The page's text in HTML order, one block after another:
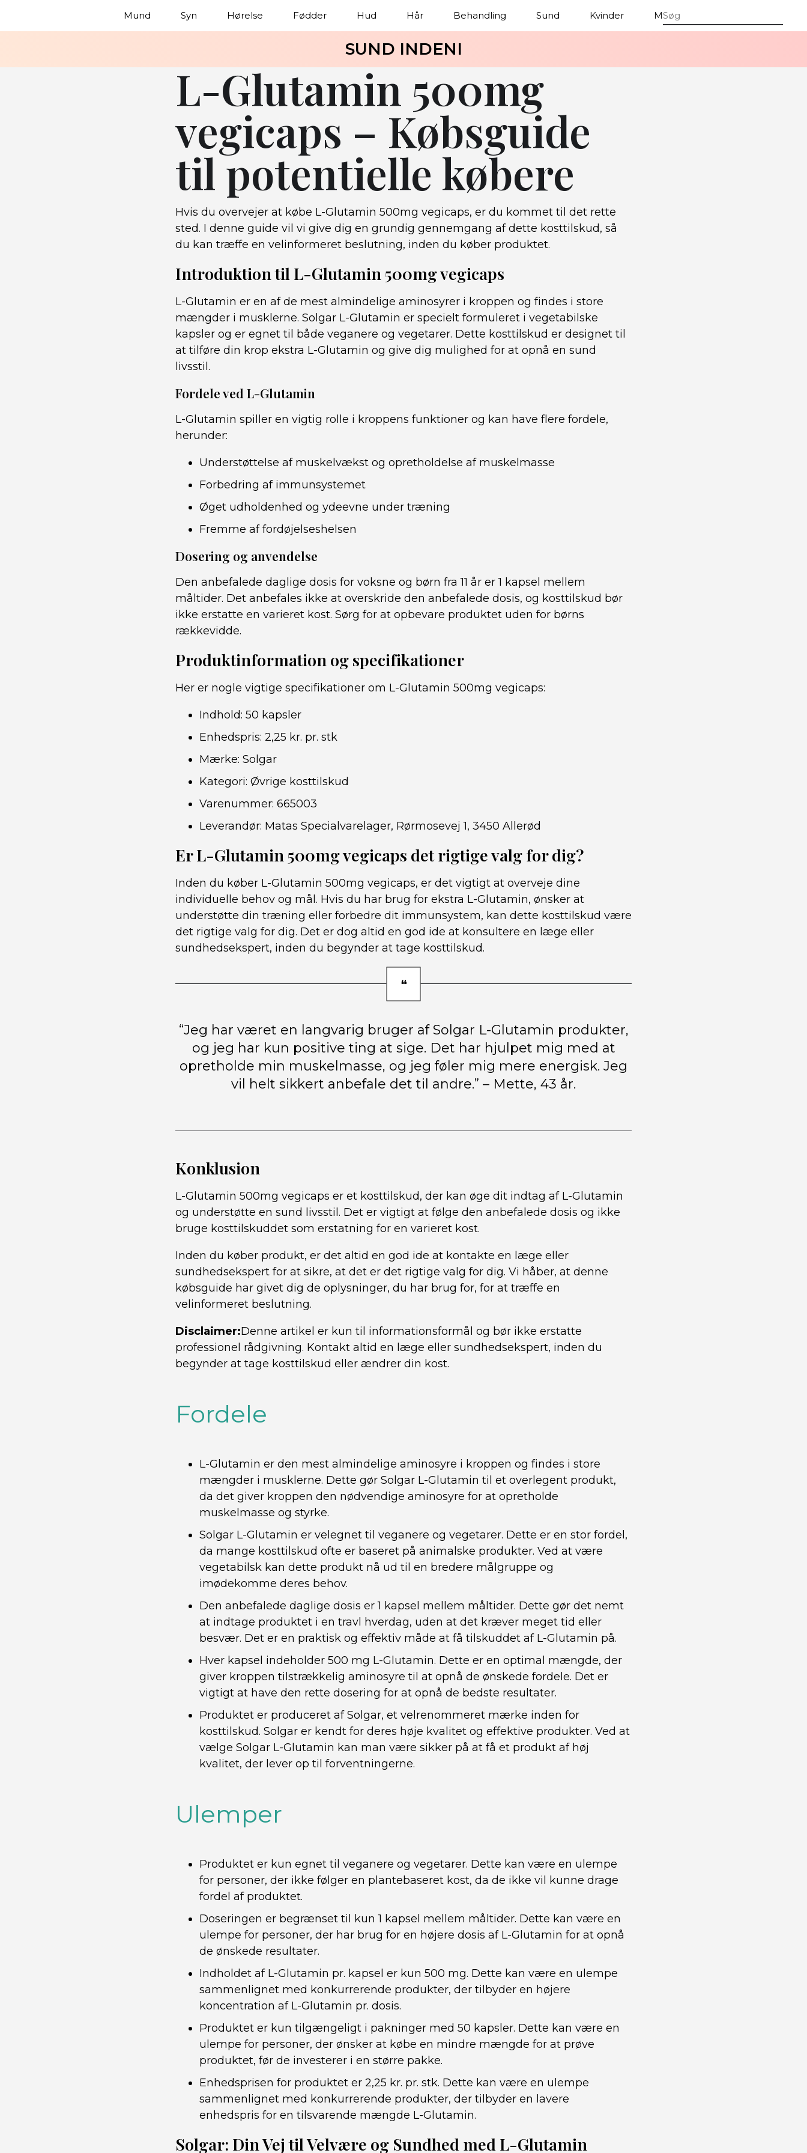
Mund Syn Hørelse Fødder Hud Hår Behandling Sund Kvinder Mænd
SUND INDENI
L-Glutamin 500mg
vegicaps – Købsguide
til potentielle købere
Hvis du overvejer at købe L-Glutamin 500mg vegicaps, er du kommet til det rette
sted. I denne guide vil vi give dig en grundig gennemgang af dette kosttilskud, så
du kan træffe en velinformeret beslutning, inden du køber produktet.
Introduktion til L-Glutamin 500mg vegicaps
L-Glutamin er en af ​​de mest almindelige aminosyrer i kroppen og findes i store
mængder i musklerne. Solgar L-Glutamin er specielt formuleret i vegetabilske
kapsler og er egnet til både veganere og vegetarer. Dette kosttilskud er designet til
at tilføre din krop ekstra L-Glutamin og give dig mulighed for at opnå en sund
livsstil.
Fordele ved L-Glutamin
L-Glutamin spiller en vigtig rolle i kroppens funktioner og kan have flere fordele,
herunder:
Understøttelse af muskelvækst og opretholdelse af muskelmasse
Forbedring af immunsystemet
Øget udholdenhed og ydeevne under træning
Fremme af fordøjelseshelsen
Dosering og anvendelse
Den anbefalede daglige dosis for voksne og børn fra 11 år er 1 kapsel mellem
måltider. Det anbefales ikke at overskride den anbefalede dosis, og kosttilskud bør
ikke erstatte en varieret kost. Sørg for at opbevare produktet uden for børns
rækkevidde.
Produktinformation og specifikationer
Her er nogle vigtige specifikationer om L-Glutamin 500mg vegicaps:
Indhold: 50 kapsler
Enhedspris: 2,25 kr. pr. stk
Mærke: Solgar
Kategori: Øvrige kosttilskud
Varenummer: 665003
Leverandør: Matas Specialvarelager, Rørmosevej 1, 3450 Allerød
Er L-Glutamin 500mg vegicaps det rigtige valg for dig?
Inden du køber L-Glutamin 500mg vegicaps, er det vigtigt at overveje dine
individuelle behov og mål. Hvis du har brug for ekstra L-Glutamin, ønsker at
understøtte din træning eller forbedre dit immunsystem, kan dette kosttilskud være
det rigtige valg for dig. Det er dog altid en god ide at konsultere en læge eller
sundhedsekspert, inden du begynder at tage kosttilskud.
“Jeg har været en langvarig bruger af Solgar L-Glutamin produkter,
og jeg har kun positive ting at sige. Det har hjulpet mig med at
opretholde min muskelmasse, og jeg føler mig mere energisk. Jeg
vil helt sikkert anbefale det til andre.” – Mette, 43 år.
Konklusion
L-Glutamin 500mg vegicaps er et kosttilskud, der kan øge dit indtag af L-Glutamin
og understøtte en sund livsstil. Det er vigtigt at følge den anbefalede dosis og ikke
bruge kosttilskuddet som erstatning for en varieret kost.
Inden du køber produkt, er det altid en god ide at kontakte en læge eller
sundhedsekspert for at sikre, at det er det rigtige valg for dig. Vi håber, at denne
købsguide har givet dig de oplysninger, du har brug for, for at træffe en
velinformeret beslutning.
Disclaimer:Denne artikel er kun til informationsformål og bør ikke erstatte
professionel rådgivning. Kontakt altid en læge eller sundhedsekspert, inden du
begynder at tage kosttilskud eller ændrer din kost.
Fordele
L-Glutamin er den mest almindelige aminosyre i kroppen og findes i store
mængder i musklerne. Dette gør Solgar L-Glutamin til et overlegent produkt,
da det giver kroppen den nødvendige aminosyre for at opretholde
muskelmasse og styrke.
Solgar L-Glutamin er velegnet til veganere og vegetarer. Dette er en stor fordel,
da mange kosttilskud ofte er baseret på animalske produkter. Ved at være
vegetabilsk kan dette produkt nå ud til en bredere målgruppe og
imødekomme deres behov.
Den anbefalede daglige dosis er 1 kapsel mellem måltider. Dette gør det nemt
at indtage produktet i en travl hverdag, uden at det kræver meget tid eller
besvær. Det er en praktisk og effektiv måde at få tilskuddet af L-Glutamin på.
Hver kapsel indeholder 500 mg L-Glutamin. Dette er en optimal mængde, der
giver kroppen tilstrækkelig aminosyre til at opnå de ønskede fordele. Det er
vigtigt at have den rette dosering for at opnå de bedste resultater.
Produktet er produceret af Solgar, et velrenommeret mærke inden for
kosttilskud. Solgar er kendt for deres høje kvalitet og effektive produkter. Ved at
vælge Solgar L-Glutamin kan man være sikker på at få et produkt af høj
kvalitet, der lever op til forventningerne.
Ulemper
Produktet er kun egnet til veganere og vegetarer. Dette kan være en ulempe
for personer, der ikke følger en plantebaseret kost, da de ikke vil kunne drage
fordel af produktet.
Doseringen er begrænset til kun 1 kapsel mellem måltider. Dette kan være en
ulempe for personer, der har brug for en højere dosis af L-Glutamin for at opnå
de ønskede resultater.
Indholdet af L-Glutamin pr. kapsel er kun 500 mg. Dette kan være en ulempe
sammenlignet med konkurrerende produkter, der tilbyder en højere
koncentration af L-Glutamin pr. dosis.
Produktet er kun tilgængeligt i pakninger med 50 kapsler. Dette kan være en
ulempe for personer, der ønsker at købe en mindre mængde for at prøve
produktet, før de investerer i en større pakke.
Enhedsprisen for produktet er 2,25 kr. pr. stk. Dette kan være en ulempe
sammenlignet med konkurrerende produkter, der tilbyder en lavere
enhedspris for en tilsvarende mængde L-Glutamin.
Solgar: Din Vej til Velvære og Sundhed med L-Glutamin